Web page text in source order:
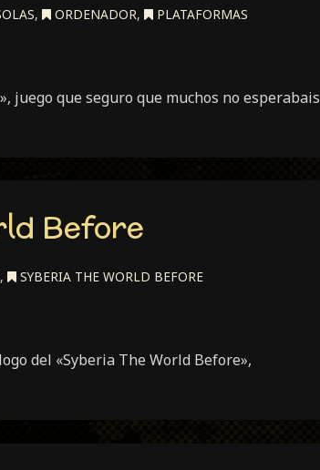
, ORDENADOR, PLATAFORMAS
juego que seguro que muchos no esperabais
Before
, SYBERIA THE WORLD BEFORE
del «Syberia The World Before»,